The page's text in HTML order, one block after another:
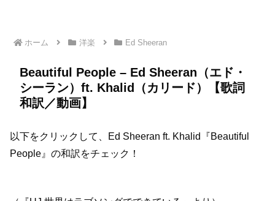
ホーム 洋楽 Ed Sheeran
Beautiful People – Ed Sheeran（エド・
シーラン）ft. Khalid（カリード）【歌詞
和訳／動画】
以下をクリックして、Ed Sheeran ft. Khalid『Beautiful
People』の和訳をチェック！